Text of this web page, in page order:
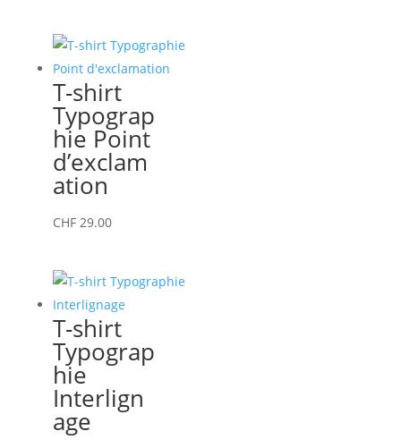
plusieurs
variations.
du
T-shirt
Typograp
hie Point
d’exclam
ation
CHF29.00
plusieurs
T-shirt
Typograp
hie
Interlign
age